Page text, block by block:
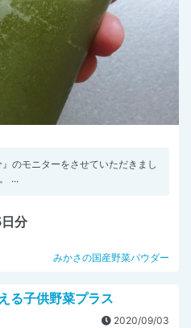
のモニターをさせていただきまし
...
分
みかさの国産野菜パウダー
る子供野菜プラス
2020/09/03